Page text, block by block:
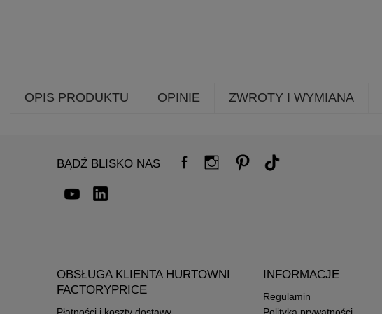
OPIS PRODUKTU OPINIE ZWROTY I WYMIANA
BĄDŹ BLISKO NAS
OBSŁUGA KLIENTA HURTOWNI
FACTORYPRICE
INFORMACJE
Regulamin